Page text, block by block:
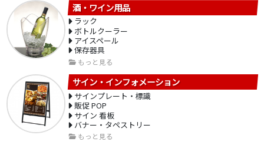
酒・ワイン用品
ラック
ボトルクーラー
アイスペール
保存器具
もっと見る
サイン・インフォメーション
サインプレート・標識
販促 POP
サイン 看板
バナー・タペストリー
もっと見る